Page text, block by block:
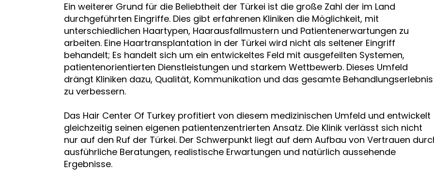
Ein weiterer Grund für die Beliebtheit der Türkei ist die große Zahl der im Land
durchgeführten Eingriffe. Dies gibt erfahrenen Kliniken die Möglichkeit, mit
unterschiedlichen Haartypen, Haarausfallmustern und Patientenerwartungen zu
arbeiten. Eine Haartransplantation in der Türkei wird nicht als seltener Eingriff
behandelt; Es handelt sich um ein entwickeltes Feld mit ausgefeilten Systemen,
patientenorientierten Dienstleistungen und starkem Wettbewerb. Dieses Umfeld
drängt Kliniken dazu, Qualität, Kommunikation und das gesamte Behandlungserlebnis
zu verbessern.
Das Hair Center Of Turkey profitiert von diesem medizinischen Umfeld und entwickelt
gleichzeitig seinen eigenen patientenzentrierten Ansatz. Die Klinik verlässt sich nicht
nur auf den Ruf der Türkei. Der Schwerpunkt liegt auf dem Aufbau von Vertrauen
ausführliche Beratungen, realistische Erwartungen und natürlich aussehende
Ergebnisse.